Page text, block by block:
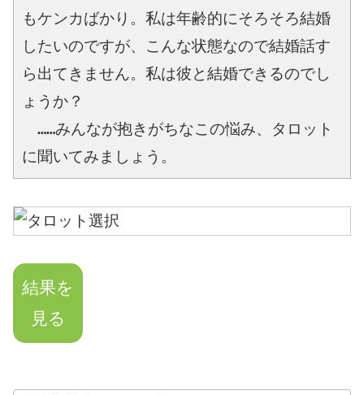
もケンカばかり。私は年齢的にそろそろ結婚
したいのですが、こんな状態なので結婚話す
ら出てきません。私は彼と結婚できるのでし
ょうか？
……みんなが抱きがちなこの悩み、タロット
に聞いてみましょう。
結果を
見る